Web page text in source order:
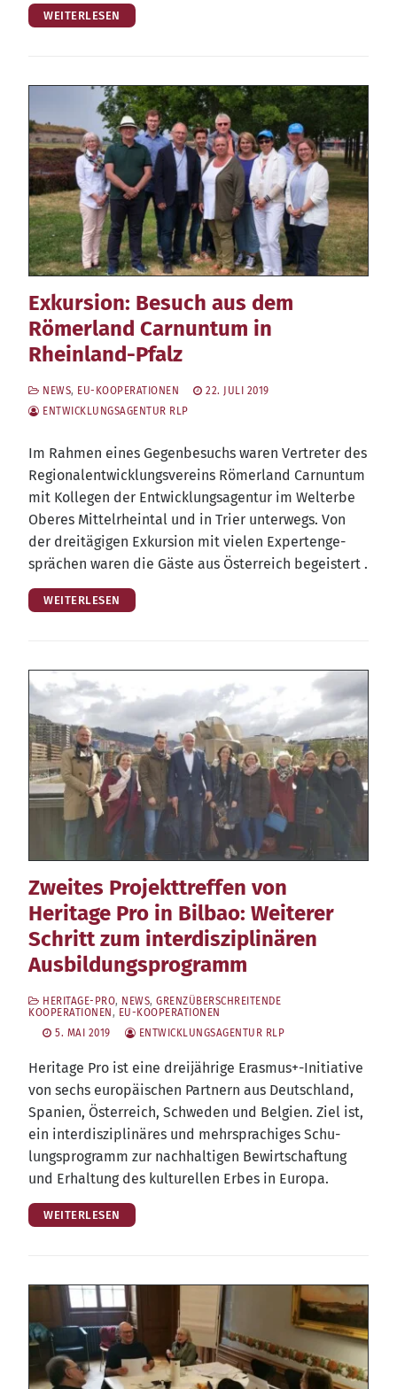
WEITERLESEN
Exkursion: Besuch aus dem
Römerland Carnuntum in
Rheinland-Pfalz
NEWS, EU-KOOPERATIONEN
22. JULI 2019
ENTWICKLUNGSAGENTUR RLP
Im Rah­men eines Gegen­be­suchs waren Ver­tre­ter des
Regio­nal­ent­wick­lungs­ver­eins Römer­land Car­nun­tum
mit Kol­le­gen der Ent­wick­lungs­agen­tur im Welt­erbe
Obe­res Mit­tel­rhein­tal und in Trier unter­wegs. Von
der drei­tä­gi­gen Exkur­si­on mit vie­len Exper­ten­ge­
sprä­chen waren die Gäs­te aus Öster­reich begeistert .
WEITERLESEN
Zweites Projekttreffen von
Heritage Pro in Bilbao: Weiterer
Schritt zum interdisziplinären
Ausbildungsprogramm
HERITAGE-PRO, NEWS, GRENZÜBERSCHREITENDE
KOOPERATIONEN, EU-KOOPERATIONEN
5. MAI 2019
ENTWICKLUNGSAGENTUR RLP
Heri­ta­ge Pro ist eine drei­jäh­ri­ge Erasmus+-Initiative
von sechs euro­päi­schen Part­nern aus Deutsch­land,
Spa­ni­en, Öster­reich, Schwe­den und Bel­gi­en. Ziel ist,
ein inter­dis­zi­pli­nä­res und mehr­spra­chi­ges Schu­
lungs­pro­gramm zur nach­hal­ti­gen Bewirt­schaf­tung
und Erhal­tung des kul­tu­rel­len Erbes in Europa.
WEITERLESEN